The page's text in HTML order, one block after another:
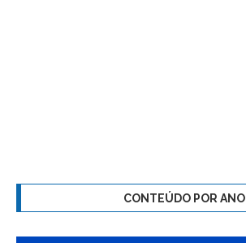
CONTEÚDO POR ANO